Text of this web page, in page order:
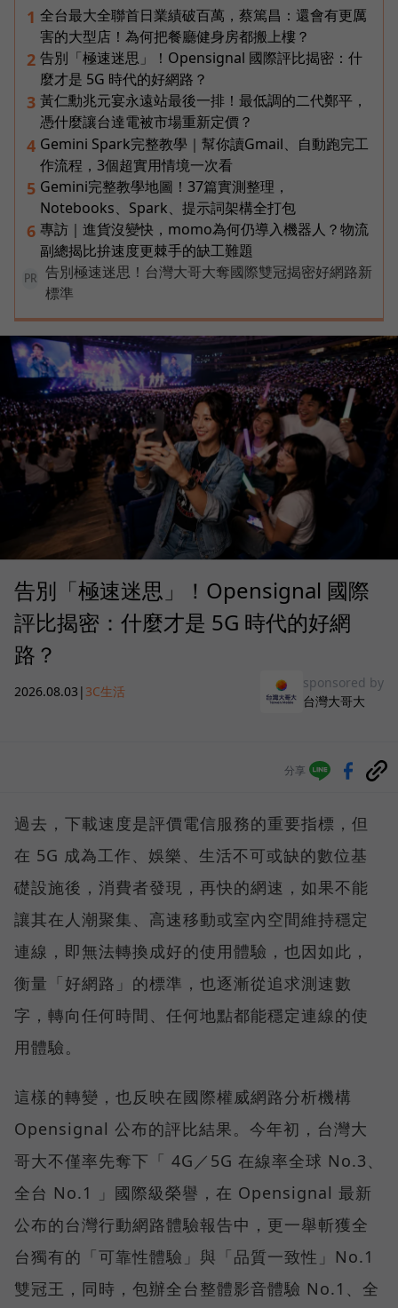
1 全台最大全聯首日業績破百萬，蔡篤昌：還會有更厲
害的大型店！為何把餐廳健身房都搬上樓？
2 告別「極速迷思」！Opensignal 國際評比揭密：什
麼才是 5G 時代的好網路？
3 黃仁勳兆元宴永遠站最後一排！最低調的二代鄭平，
憑什麼讓台達電被市場重新定價？
4 Gemini Spark完整教學｜幫你讀Gmail、自動跑完工
作流程，3個超實用情境一次看
5 Gemini完整教學地圖！37篇實測整理，
Notebooks、Spark、提示詞架構全打包
6 專訪｜進貨沒變快，momo為何仍導入機器人？物流
副總揭比拚速度更棘手的缺工難題
PR
告別極速迷思！台灣大哥大奪國際雙冠揭密好網路新
標準
告別「極速迷思」！Opensignal 國際
評比揭密：什麼才是 5G 時代的好網
路？
2026.08.03 | 3C生活
sponsored by
台灣大哥大
分享
過去，下載速度是評價電信服務的重要指標，但
在 5G 成為工作、娛樂、生活不可或缺的數位基
礎設施後，消費者發現，再快的網速，如果不能
讓其在人潮聚集、高速移動或室內空間維持穩定
連線，即無法轉換成好的使用體驗，也因如此，
衡量「好網路」的標準，也逐漸從追求測速數
字，轉向任何時間、任何地點都能穩定連線的使
用體驗。
這樣的轉變，也反映在國際權威網路分析機構
Opensignal 公布的評比結果。今年初，台灣大
哥大不僅率先奪下「 4G／5G 在線率全球 No.3、
全台 No.1 」國際級榮譽，在 Opensignal 最新
公布的台灣行動網路體驗報告中，更一舉斬獲全
台獨有的「可靠性體驗」與「品質一致性」No.1
雙冠王，同時，包辦全台整體影音體驗 No.1、全